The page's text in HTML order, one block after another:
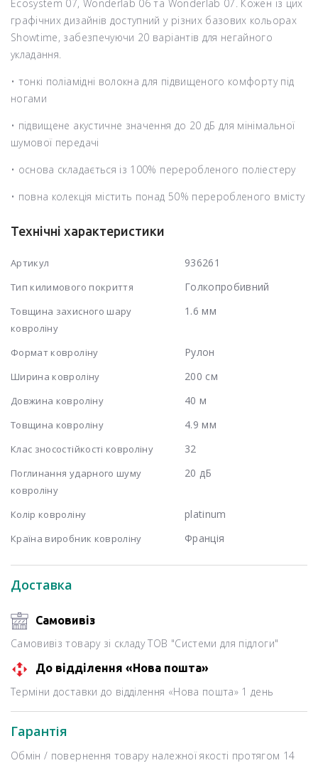
Доставка
Самовивіз
Самовивіз товару зі складу ТОВ "Системи для підлоги"
До відділення «Нова пошта»
Терміни доставки до відділення «Нова пошта» 1 день
Гарантія
Обмін / повернення товару належної якості протягом 14
Ecosystem 07, Wonderlab 06 та Wonderlab 07. Кожен із цих
графічних дизайнів доступний у різних базових кольорах
Showtime, забезпечуючи 20 варіантів для негайного
укладання.
• тонкі поліамідні волокна для підвищеного комфорту під
ногами
• підвищене акустичне значення до 20 дБ для мінімальної
шумової передачі
• основа складається із 100% переробленого поліестеру
• повна колекція містить понад 50% переробленого вмісту
Технічні характеристики
Артикул 936261
Тип килимового покриття Голкопробивний
Товщина захисного шару
ковроліну
1.6 мм
Формат ковроліну Рулон
Ширина ковроліну 200 см
Довжина ковроліну 40 м
Товщина ковроліну 4.9 мм
Клас зносостійкості ковроліну 32
Поглинання ударного шуму
ковроліну
20 дБ
Колір ковроліну platinum
Країна виробник ковроліну Франція